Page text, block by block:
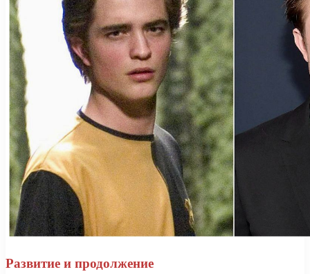
Развитие и продолжение